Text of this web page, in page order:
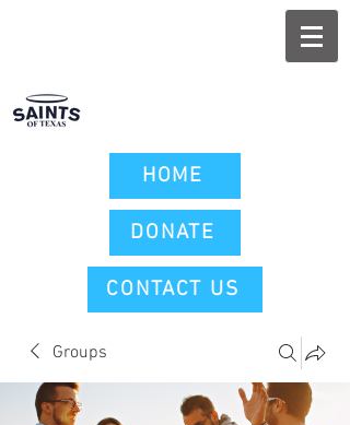
HOME
DONATE
CONTACT US
Groups